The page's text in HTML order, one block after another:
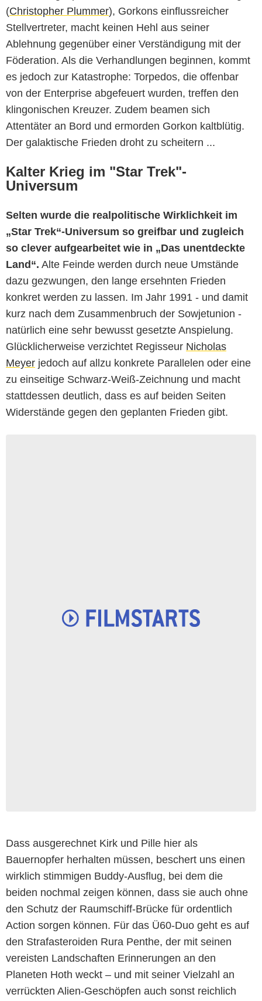
(Christopher Plummer), Gorkons einflussreicher
Stellvertreter, macht keinen Hehl aus seiner
Ablehnung gegenüber einer Verständigung mit der
Föderation. Als die Verhandlungen beginnen, kommt
es jedoch zur Katastrophe: Torpedos, die offenbar
von der Enterprise abgefeuert wurden, treffen den
klingonischen Kreuzer. Zudem beamen sich
Attentäter an Bord und ermorden Gorkon kaltblütig.
Der galaktische Frieden droht zu scheitern ...
Kalter Krieg im "Star Trek"-
Universum
Selten wurde die realpolitische Wirklichkeit im
„Star Trek“-Universum so greifbar und zugleich
so clever aufgearbeitet wie in „Das unentdeckte
Land“. Alte Feinde werden durch neue Umstände
dazu gezwungen, den lange ersehnten Frieden
konkret werden zu lassen. Im Jahr 1991 - und damit
kurz nach dem Zusammenbruch der Sowjetunion -
natürlich eine sehr bewusst gesetzte Anspielung.
Glücklicherweise verzichtet Regisseur Nicholas
Meyer jedoch auf allzu konkrete Parallelen oder eine
zu einseitige Schwarz-Weiß-Zeichnung und macht
stattdessen deutlich, dass es auf beiden Seiten
Widerstände gegen den geplanten Frieden gibt.
Dass ausgerechnet Kirk und Pille hier als
Bauernopfer herhalten müssen, beschert uns einen
wirklich stimmigen Buddy-Ausflug, bei dem die
beiden nochmal zeigen können, dass sie auch ohne
den Schutz der Raumschiff-Brücke für ordentlich
Action sorgen können. Für das Ü60-Duo geht es auf
den Strafasteroiden Rura Penthe, der mit seinen
vereisten Landschaften Erinnerungen an den
Planeten Hoth weckt – und mit seiner Vielzahl an
verrückten Alien-Geschöpfen auch sonst reichlich